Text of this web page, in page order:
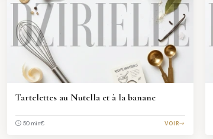
Tartelettes au Nutella et à la banane
50 min€ VOIR